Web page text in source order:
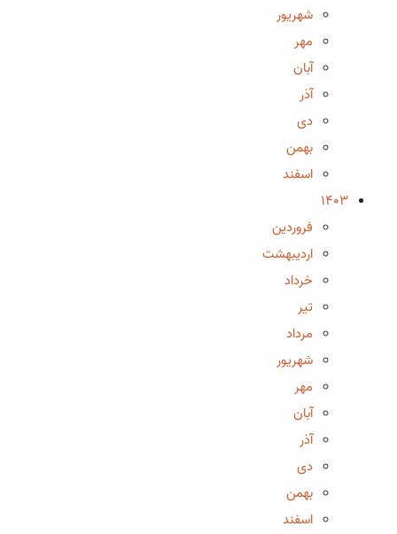
شهریور
مهر
آبان
آذر
دی
بهمن
اسفند
1403
فروردین
اردیبهشت
خرداد
تیر
مرداد
شهریور
مهر
آبان
آذر
دی
بهمن
اسفند